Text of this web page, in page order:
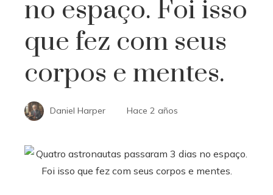
no espaço. Foi isso
que fez com seus
corpos e mentes.
Daniel Harper Hace 2 años